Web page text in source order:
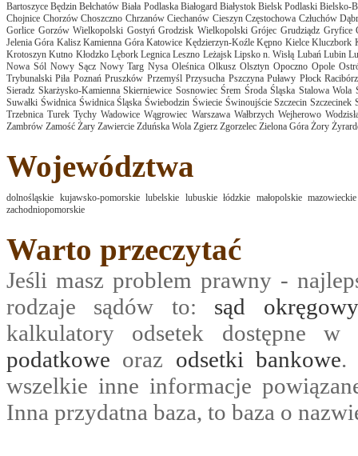
Bartoszyce Będzin Bełchatów Biała Podlaska Białogard Białystok Bielsk Podlaski Bielsko-
Chojnice Chorzów Choszczno Chrzanów Ciechanów Cieszyn Częstochowa Człuchów
Gorlice Gorzów Wielkopolski Gostyń Grodzisk Wielkopolski Grójec Grudziądz Gryfice
Jelenia Góra Kalisz Kamienna Góra Katowice Kędzierzyn-Koźle Kępno Kielce Kluczbork
Krotoszyn Kutno Kłodzko Lębork Legnica Leszno Leżajsk Lipsko n. Wisłą Lubań Lubin
Nowa Sól Nowy Sącz Nowy Targ Nysa Oleśnica Olkusz Olsztyn Opoczno Opole
Trybunalski Piła Poznań Pruszków Przemyśl Przysucha Pszczyna Puławy Płock Racibórz
Sieradz Skarżysko-Kamienna Skierniewice Sosnowiec Śrem Środa Śląska Stalowa Wola
Suwałki Świdnica Świdnica Śląska Świebodzin Świecie Świnoujście Szczecin Szczecinek
Trzebnica Turek Tychy Wadowice Wągrowiec Warszawa Wałbrzych Wejherowo
Zambrów Zamość Żary Zawiercie Zduńska Wola Zgierz Zgorzelec Zielona Góra Żory
Województwa
dolnośląskie kujawsko-pomorskie lubelskie lubuskie łódzkie małopolskie mazowieckie
zachodniopomorskie
Warto przeczytać
Jeśli masz problem prawny -
rodzaje sądów to: sąd okręgowy
kalkulatory odsetek dostępne
podatkowe oraz odsetki bankowe.
wszelkie inne informacje
Inna przydatna baza, to baza o